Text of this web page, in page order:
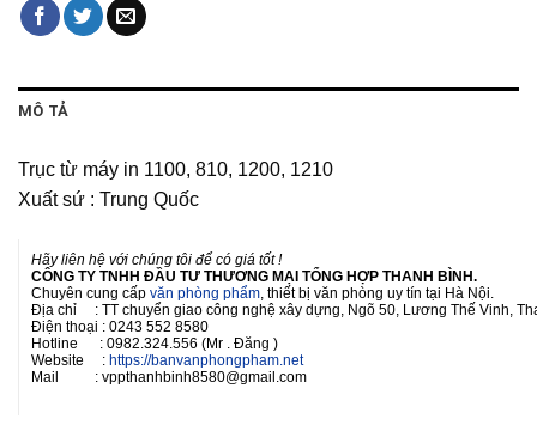
MÔ TẢ
Trục từ máy in 1100, 810, 1200, 1210
Xuất sứ : Trung Quốc
Hãy liên hệ với chúng tôi để có giá tốt !
CÔNG TY TNHH ĐẦU TƯ THƯƠNG MẠI TỔNG HỢP THANH BÌNH.
Chuyên cung cấp văn phòng phẩm , thiết bị văn phòng uy tín tại Hà Nội.
Địa chỉ : TT chuyển giao công nghệ xây dựng, Ngõ 50, Lương Thế Vinh,
Điện thoại : 0243 552 8580
Hotline : 0982.324.556 (Mr . Đăng )
Website : https://banvanphongpham.net
Mail : vppthanhbinh8580@gmail.com